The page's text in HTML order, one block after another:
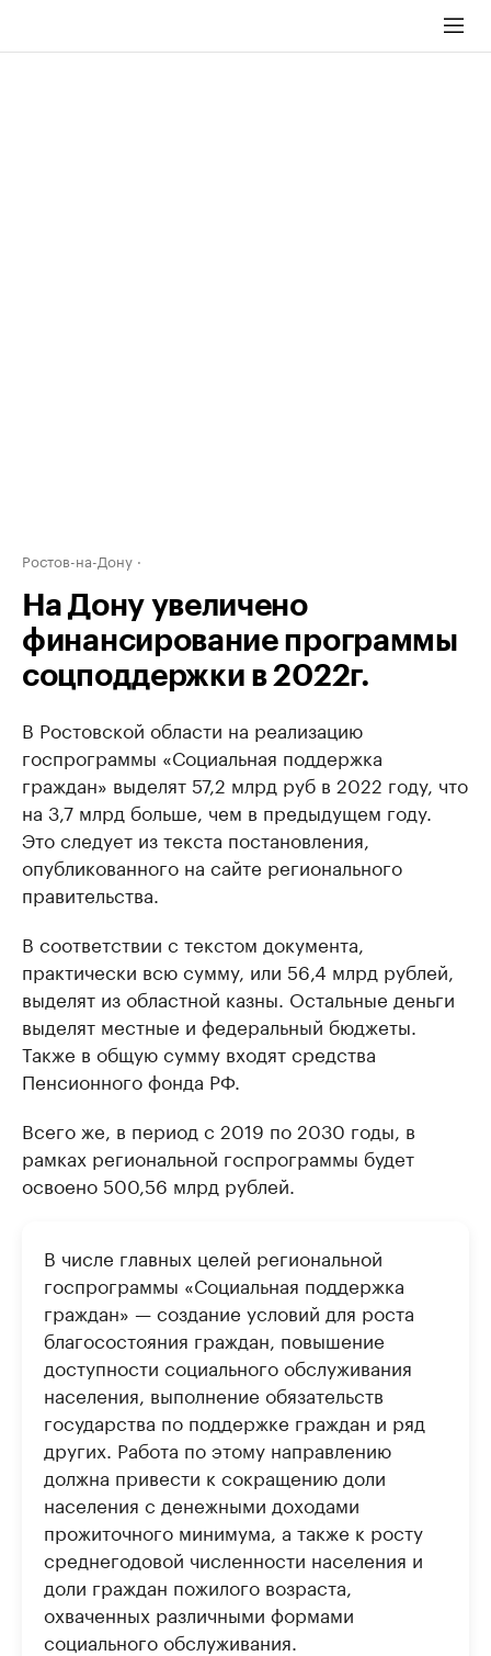
Ростов-на-Дону
На Дону увеличено
финансирование программы
соцподдержки в 2022г.
В Ростовской области на реализацию
госпрограммы «Социальная поддержка
граждан» выделят 57,2 млрд руб в 2022 году, что
на 3,7 млрд больше, чем в предыдущем году.
Это следует из текста постановления,
опубликованного на сайте регионального
правительства.
В соответствии с текстом документа,
практически всю сумму, или 56,4 млрд рублей,
выделят из областной казны. Остальные деньги
выделят местные и федеральный бюджеты.
Также в общую сумму входят средства
Пенсионного фонда РФ.
Всего же, в период с 2019 по 2030 годы, в
рамках региональной госпрограммы будет
освоено 500,56 млрд рублей.
В числе главных целей региональной
госпрограммы «Социальная поддержка
граждан» — создание условий для роста
благосостояния граждан, повышение
доступности социального обслуживания
населения, выполнение обязательств
государства по поддержке граждан и ряд
других. Работа по этому направлению
должна привести к сокращению доли
населения с денежными доходами
прожиточного минимума, а также к росту
среднегодовой численности населения и
доли граждан пожилого возраста,
охваченных различными формами
социального обслуживания.